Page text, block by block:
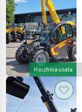
Macchina usata